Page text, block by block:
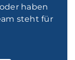
haben
steht für